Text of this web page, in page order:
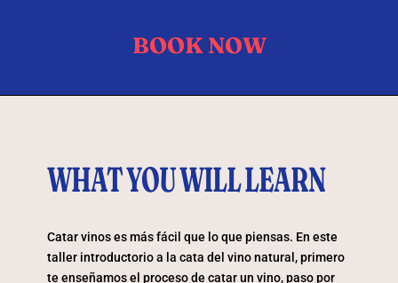
BOOK NOW
WHAT YOU WILL LEARN
Catar vinos es más fácil que lo que piensas. En este
taller introductorio a la cata del vino natural, primero
te enseñamos el proceso de catar un vino, paso por